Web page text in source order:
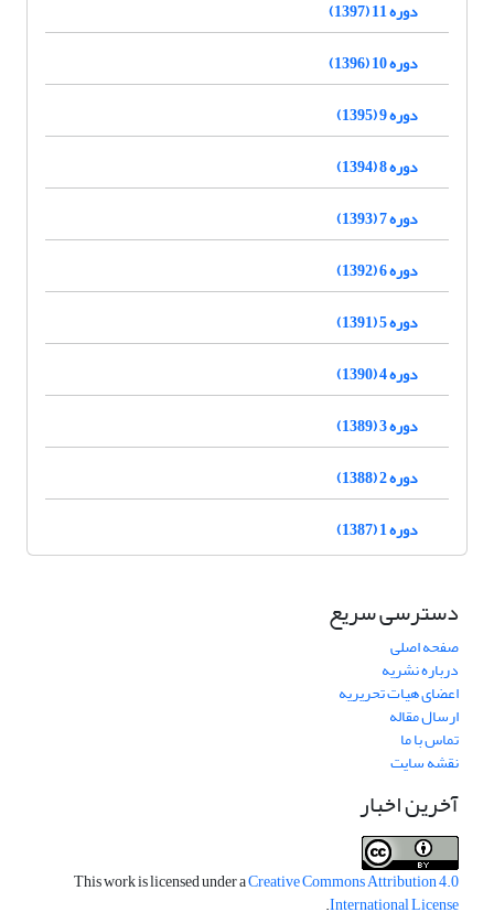
دوره 11 (1397)
دوره 10 (1396)
دوره 9 (1395)
دوره 8 (1394)
دوره 7 (1393)
دوره 6 (1392)
دوره 5 (1391)
دوره 4 (1390)
دوره 3 (1389)
دوره 2 (1388)
دوره 1 (1387)
دسترسی سریع
صفحه اصلی
درباره نشریه
اعضای هیات تحریریه
ارسال مقاله
تماس با ما
نقشه سایت
آخرین اخبار
This work is licensed under aCreative Commons Attribution 4.0
International License
.